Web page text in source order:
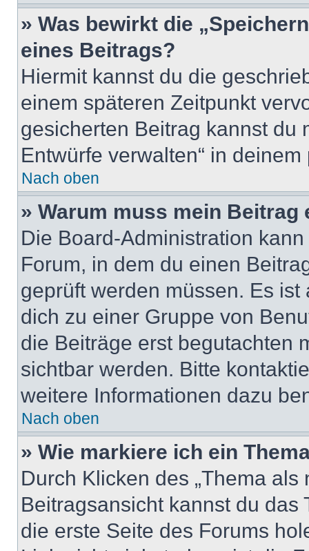
» Was bewirkt die
eines Beitrags?
Hiermit kannst du die
einem späteren Zeitpunkt
gesicherten Beitrag kannst du
Entwürfe verwalten“ in
Nach oben
» Warum muss mein
Die Board-Administration
Forum, in dem du einen
geprüft werden müssen. Es
dich zu einer Gruppe von
die Beiträge erst begutachten
sichtbar werden. Bitte
weitere Informationen dazu
Nach oben
» Wie markiere ich ein
Durch Klicken des „Thema
Beitragsansicht kannst du
die erste Seite des Forums